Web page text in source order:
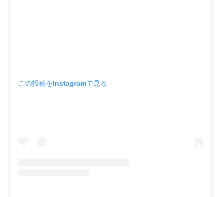
この投稿をInstagramで見る